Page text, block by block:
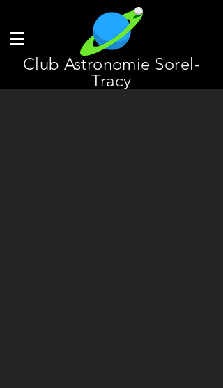
Club Astronomie Sorel-
Tracy